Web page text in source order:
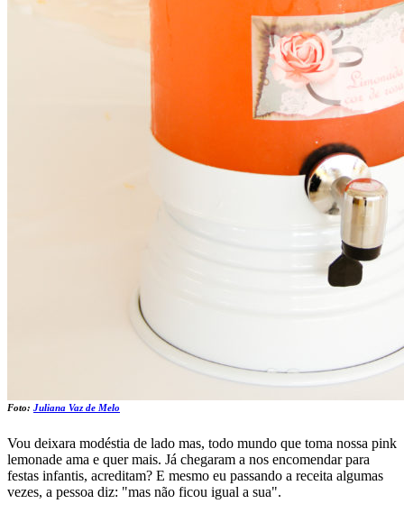
Foto: Juliana Vaz de Melo
Vou deixara modéstia de lado mas, todo mundo que toma nossa pink
lemonade ama e quer mais. Já chegaram a nos encomendar para
festas infantis, acreditam? E mesmo eu passando a receita algumas
vezes, a pessoa diz: "mas não ficou igual a sua".